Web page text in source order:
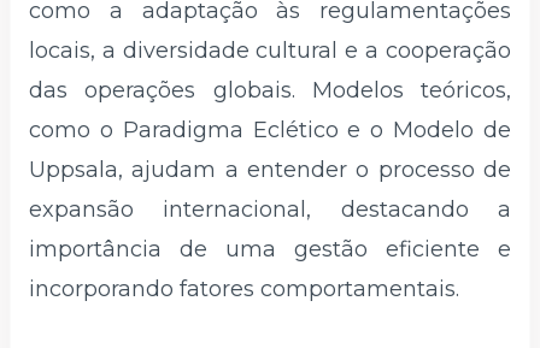
como a adaptação às regulamentações
locais, a diversidade cultural e a cooperação
das operações globais. Modelos teóricos,
como o Paradigma Eclético e o Modelo de
Uppsala, ajudam a entender o processo de
expansão internacional, destacando a
importância de uma gestão eficiente e
incorporando fatores comportamentais.